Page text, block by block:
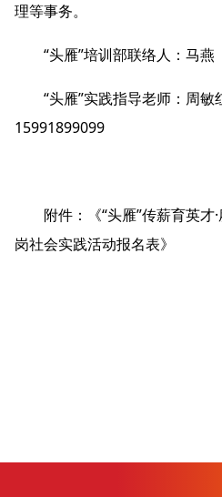
理等事务。
“头雁”培训部联络人：马
“头雁”实践指导老师：周敏
15991899099
附件：
《“头雁”传薪育英
岗社会实践活动报名表》